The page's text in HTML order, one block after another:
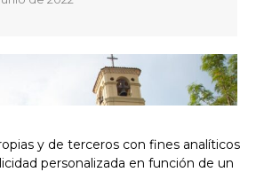
y de terceros con fines analíticos
personalizada en función de un